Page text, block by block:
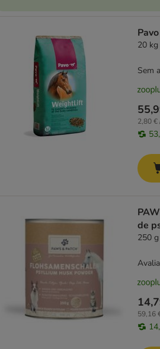
20 kg
2,80 €
Sem
de
250 g
59,16